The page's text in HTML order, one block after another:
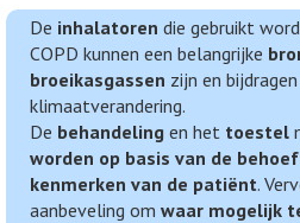
De inhalatoren die gebruikt
COPD kunnen een belangrijke
broeikasgassen zijn en
klimaatverandering.
De behandeling en het toestel
worden op basis van de
kenmerken van de patiënt.
aanbeveling om waar mogelijk